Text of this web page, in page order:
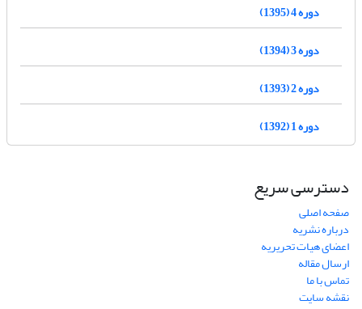
دوره 4 (1395)
دوره 3 (1394)
دوره 2 (1393)
دوره 1 (1392)
دسترسی سریع
صفحه اصلی
درباره نشریه
اعضای هیات تحریریه
ارسال مقاله
تماس با ما
نقشه سایت